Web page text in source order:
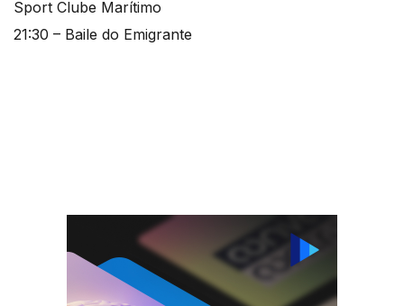
Sport Clube Marítimo
21:30 – Baile do Emigrante